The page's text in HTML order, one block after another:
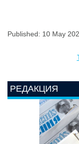
Published: 10 May
РЕДАКЦИЯ